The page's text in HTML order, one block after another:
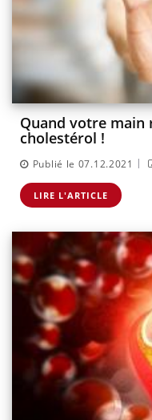
Quand votre main
cholestérol !
Publié le 07.12.2021 |
LIRE L'ARTICLE